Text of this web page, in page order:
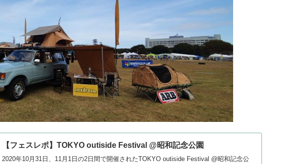
【フェスレポ】TOKYO outiside Festival @昭和記念公園
2020年10月31日、11月1日の2日間で開催されたTOKYO outiside Festival @昭和記念公